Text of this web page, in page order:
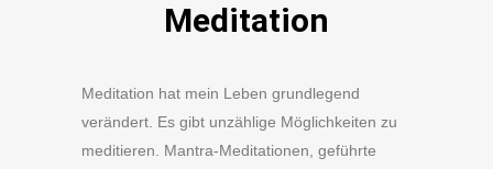
Meditation
Meditation hat mein Leben grundlegend
verändert. Es gibt unzählige Möglichkeiten zu
meditieren. Mantra-Meditationen, geführte